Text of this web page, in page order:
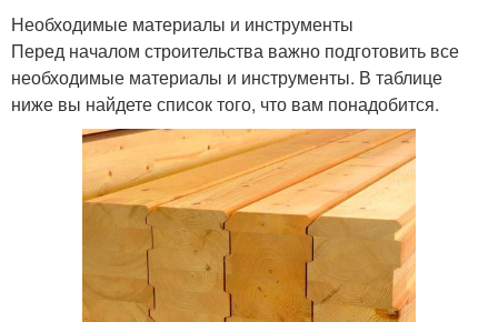
Необходимые материалы и инструменты
Перед началом строительства важно подготовить все
необходимые материалы и инструменты. В таблице
ниже вы найдете список того, что вам понадобится.